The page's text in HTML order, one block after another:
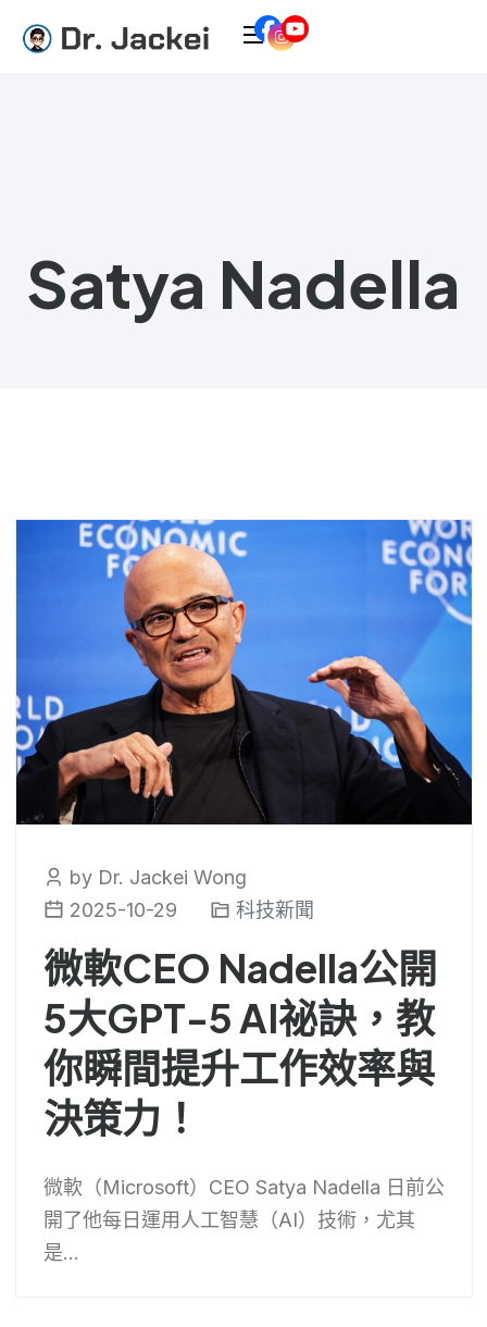
Satya Nadella
by Dr. Jackei Wong
2025-10-29
科技新聞
微軟CEO Nadella公開
5大GPT-5 AI祕訣，教
你瞬間提升工作效率與
決策力！
微軟（Microsoft）CEO Satya Nadella 日前公
開了他每日運用人工智慧（AI）技術，尤其
是...